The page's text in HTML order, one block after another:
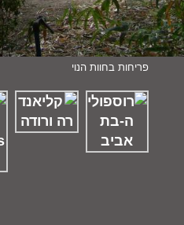
פריחות בחוות הנוי